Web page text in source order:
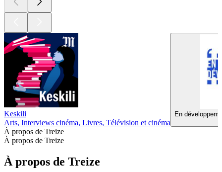
Keskili
Arts, Interviews cinéma, Livres, Télévision et cinéma
En
À propos de Treize
À propos de Treize
À propos de Treize